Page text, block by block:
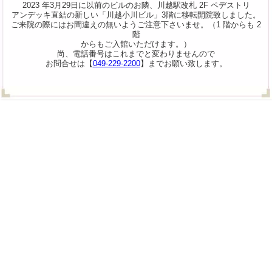
2023 年3月29日に以前のビルのお隣、川越駅改札 2F ペデストリ
アンデッキ直結の新しい「川越小川ビル」3階に移転開院致しました。
ご来院の際にはお間違えの無いようご注意下さいませ。（1 階からも 2
階
からもご入館いただけます。）
尚、電話番号はこれまでと変わりませんので
お問合せは【049-229-2200】までお願い致します。